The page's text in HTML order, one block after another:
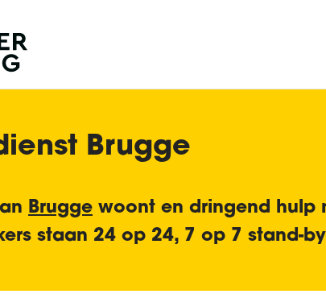
Brugge
Brugge woont en dringend hulp
staan 24 op 24, 7 op 7 stand-by